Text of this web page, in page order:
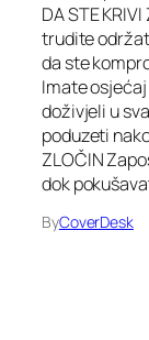
DA STE
trudite
da ste
Imate
doživjeli u
poduzeti
ZLOČIN
dok
ByCoverDesk